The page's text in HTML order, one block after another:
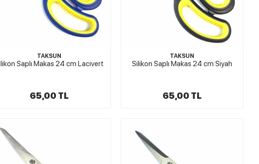
TAKSUN
Saplı Makas 24 cm Lacivert
65,00 TL
TAKSUN
Silikon Saplı Makas 24 cm Siyah
65,00 TL